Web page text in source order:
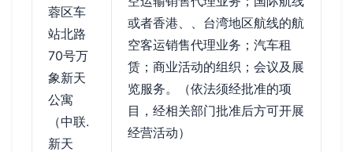
蓉区车
站北路
70号万
象新天
公寓
（中联.
新天
或者香港、、台湾地区航线的航
空客运销售代理业务；汽车租
赁；商业活动的组织；会议及展
览服务。（依法须经批准的项
目，经相关部门批准后方可开展
经营活动）